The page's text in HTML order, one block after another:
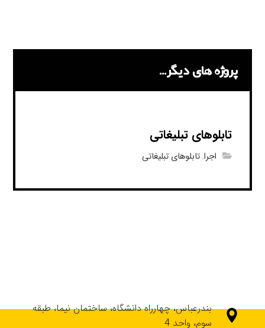
پروژه های دیگر...
تابلوهای تبلیغاتی
اجرا,تابلوهای تبلیغاتی
بندرعباس، چهارراه دانشگاه، ساختمان نیما، طبقه
سوم، واحد 4